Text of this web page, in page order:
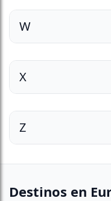
W
X
Z
Destinos en